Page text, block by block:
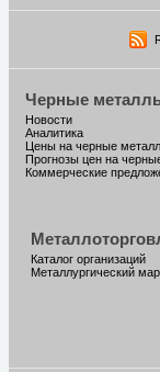
Черные
Новости
Аналитика
Цены на черные
Прогнозы цен на
Коммерческие
Каталог организаций
Металлургический